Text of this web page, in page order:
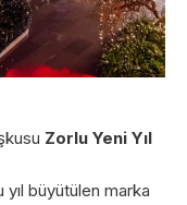
Zorlu Yeni Yıl
yıl büyütülen marka